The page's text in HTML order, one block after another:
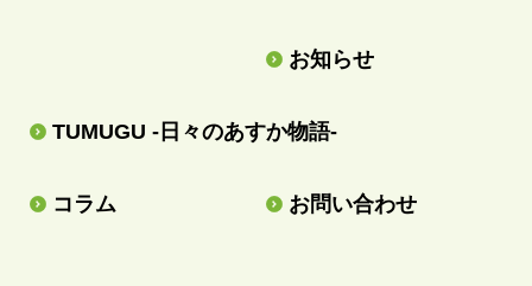
お知らせ
TUMUGU -日々のあすか物語-
コラム お問い合わせ